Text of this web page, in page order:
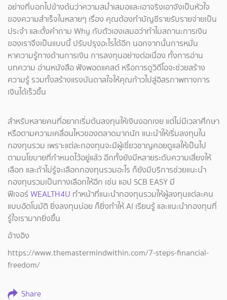
อย่างที่บอกไปข้างต้นว่าความสม่ำเสมอและเอาจริงเอาจังเป็นหัวใจ
ของความสำเร็จในหลายๆ เรื่อง คุณต้องทำบัญชีรายรับรายจ่ายเป็น
ประจำ และตั้งคำถาม Why กับตัวเองเสมอว่าทำไมสถานะการเงิน
ของเราจึงเป็นแบบนี้ ปรับปรุงอะไรได้อีก นอกจากนั้นการหมั่น
หาความรู้ทางด้านการเงิน การลงทุนอย่างต่อเนื่อง ทั้งการอ่าน
บทความ อ่านหนังสือ ฟังพอดแคสต์ หรือการดูวิดีโอจะช่วยสร้าง
ความรู้ รวมทั้งสร้างแรงบันดาลใจให้คุณก้าวไปสู่อิสรภาพทางการ
เงินได้เร็วขึ้น
สำหรับหลายคนที่อยากเริ่มต้นลงทุนให้เงินงอกเงย แต่ไม่มีเวลาศึกษา
หรือตามความเคลื่อนไหวของตลาดมากนัก แนะนำให้เริ่มลงทุนใน
กองทุนรวม เพราะแต่ละกองทุนจะมีผู้เชี่ยวชาญคอยดูแลให้เป็นไป
ตามนโยบายที่กำหนดไว้อยู่แล้ว อีกทั้งยังมีหลายระดับความเสี่ยงให้
เลือก และถ้าไม่รู้จะเลือกกองทุนรวมอะไร ก็ยังมีบริการช่วยแนะนำ
กองทุนรวมเป็นทางเลือกให้อีก เช่น แอป SCB EASY มี
ฟีเจอร์WEALTH4U ทำหน้าที่แนะนำกองทุนรวมให้ผู้ลงทุนแต่ละคน
แบบอัตโนมัติ ยิ่งลงทุนบ่อย ก็ยิ่งทำให้ AI เรียนรู้ และแนะนำกองทุนที่
รู้ใจเรามากยิ่งขึ้น
อ้างอิง
https://www.themastermindwithin.com/7-steps-financial-
freedom/
Share